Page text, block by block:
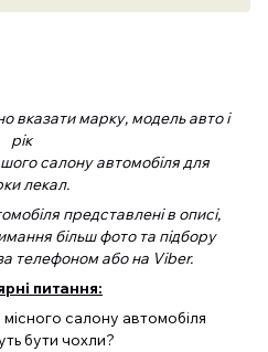
вказати марку, модель авто і
рік
салону автомобіля для
лекал.
представлені в описі,
більш фото та підбору
телефоном або на Viber.
питання:
салону автомобіля
бути чохли?